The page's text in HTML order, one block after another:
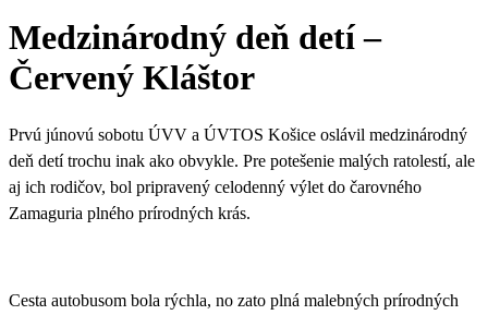
Medzinárodný deň detí –
Červený Kláštor
Prvú júnovú sobotu ÚVV a ÚVTOS Košice oslávil medzinárodný
deň detí trochu inak ako obvykle. Pre potešenie malých ratolestí, ale
aj ich rodičov, bol pripravený celodenný výlet do čarovného
Zamaguria plného prírodných krás.
Cesta autobusom bola rýchla, no zato plná malebných prírodných